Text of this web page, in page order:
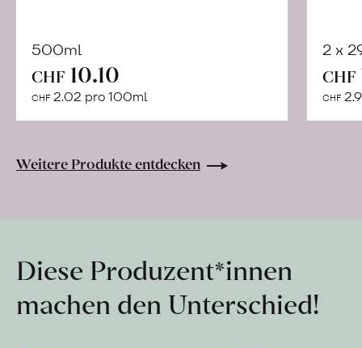
500ml
CHF 10.10
CHF 2.02 pro 100ml
Warenkorb
2 x
CHF
CHF
Weitere Produkte entdecken
Diese Produzent*innen
machen den Unterschied!